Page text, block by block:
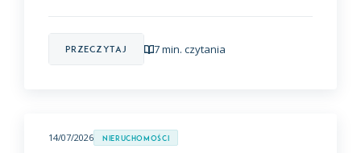
Przeczytaj 7 min. czytania
14/07/2026 Nieruchomości